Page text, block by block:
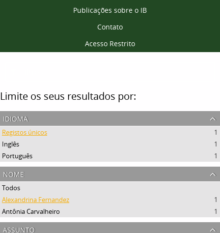
Publicações sobre o IB
Contato
Acesso Restrito
Limite os seus resultados por:
idioma
Registos únicos
1
Inglês
1
Português
1
nome
Todos
Alexandrina Fernandez
1
Antônia Carvalheiro
1
assunto